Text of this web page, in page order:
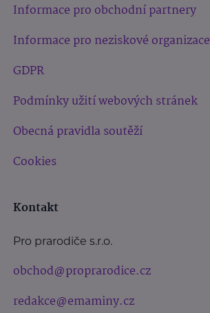
Informace pro obchodní partnery
Informace pro neziskové organizace
GDPR
Podmínky užití webových stránek
Obecná pravidla soutěží
Cookies
Kontakt
Pro prarodiče s.r.o.
obchod@proprarodice.cz
redakce@emaminy.cz